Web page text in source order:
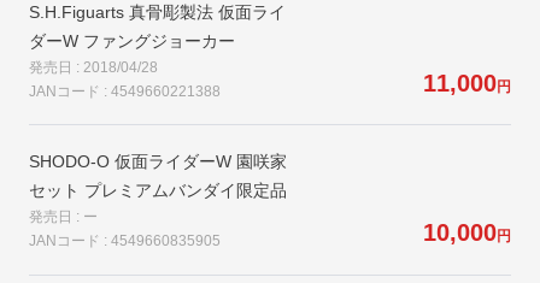
S.H.Figuarts 真骨彫製法 仮面ライ
ダーW ファングジョーカー
発売日 : 2018/04/28
JANコード : 4549660221388
11,000円
SHODO-O 仮面ライダーW 園咲家
セット プレミアムバンダイ限定品
発売日 : ー
JANコード : 4549660835905
10,000円